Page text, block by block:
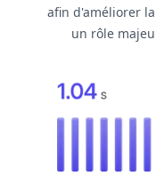
afin d'améliorer
un rôle